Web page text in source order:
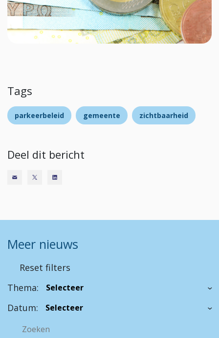
Tags
parkeerbeleid gemeente zichtbaarheid
Deel dit bericht
Meer nieuws
Reset filters
Thema:
Datum: